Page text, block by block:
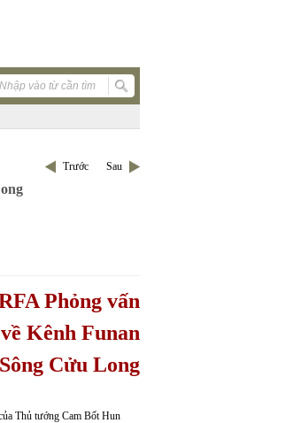
Trước Sau
Phỏng vấn
về Kênh Funan
Cửu Long
Thủ tướng Cam Bốt Hun